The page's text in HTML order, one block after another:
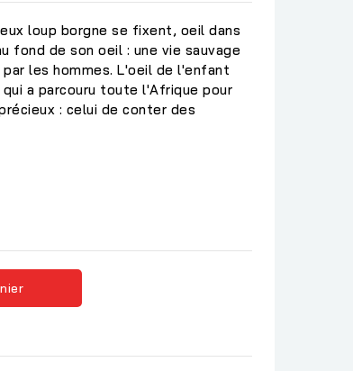
loup borgne se fixent, oeil dans
fond de son oeil : une vie sauvage
les hommes. L'oeil de l'enfant
a parcouru toute l'Afrique pour
: celui de conter des